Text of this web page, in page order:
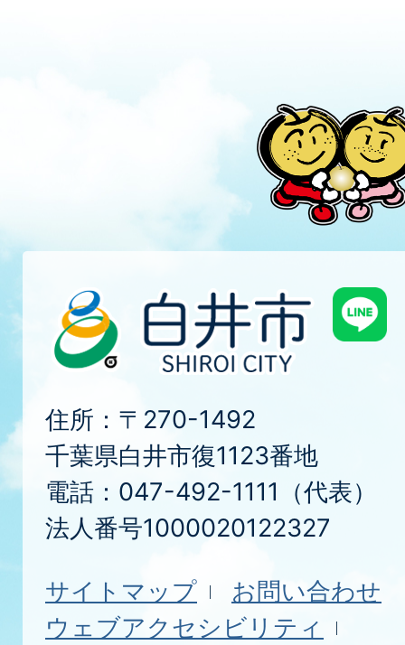
住所：〒270-1492
千葉県白井市復1123番地
電話：047-492-1111（代表）
法人番号1000020122327
サイトマップ
お問い合わせ
ウェブアクセシビリティ